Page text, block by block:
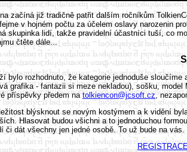
začíná již tradičně patřit dalším ročníkům
v hojném počtu za účelem oslavy narozenin
skupinka lidí, takže pravidelní účastníci tuší, co
čtěte dále...
bylo rozhodnuto, že kategorie jednoduše
grafika - fantazii si meze nekladou), sošku,
příspěvky předem natolkiencon@jcsoft.cz,
blýsknout se novým kostýmem a k vidění
Hlasovat budou všichni a to jednoduchou
dát všechny jen jedné osobě. To už bude na vás.